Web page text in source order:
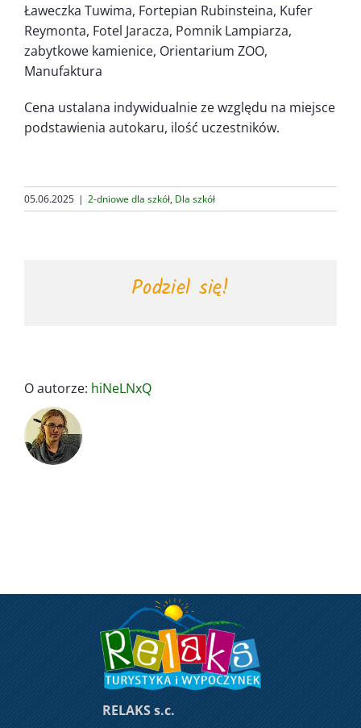
Ławeczka Tuwima, Fortepian Rubinsteina, Kufer
Reymonta, Fotel Jaracza, Pomnik Lampiarza,
zabytkowe kamienice, Orientarium ZOO,
Manufaktura
Cena ustalana indywidualnie ze względu na miejsce
podstawienia autokaru, ilość uczestników.
05.06.2025 | 2-dniowe dla szkół, Dla szkół
Podziel się!
O autorze: hiNeLNxQ
RELAKS s.c.